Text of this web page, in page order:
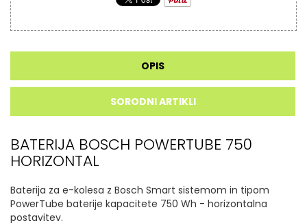
OPIS
SORODNI ARTIKLI
BATERIJA BOSCH POWERTUBE 750
HORIZONTAL
Baterija za e-kolesa z Bosch Smart sistemom in tipom
PowerTube baterije kapacitete 750 Wh - horizontalna
postavitev.